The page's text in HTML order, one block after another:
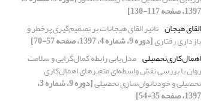
1397، صفحه 117-130]
القای هیجان تاثیر القای هیجانات بر تصمیم‌گیری پرخطر و
بازداری رفتاری[دوره 9، شماره 4، 1397، صفحه 57-70]
اهمال‌کاری‌تحصیلی مدل‌یابی رابطه کمال‌گرایی و سلامت
روان با بررسی نقش واسطه‌ای متغیرهای اهمال‌کاری
‌تحصیلی و خودناتوان‌سازی ‌تحصیلی [دوره 9، شماره 3،
1397، صفحه 35-54]